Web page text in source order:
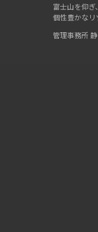
富士山を仰
個性豊かなリ
管理事務所